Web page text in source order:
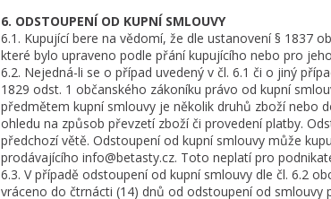
6. ODSTOUPENÍ OD KUPNÍ SMLOUVY
6.1. Kupující bere na vědomí, že dle ustanovení § 1837
které bylo upraveno podle přání kupujícího nebo pro
6.2. Nejedná-li se o případ uvedený v čl. 6.1 či o jiný
1829 odst. 1 občanského zákoníku právo od kupní
předmětem kupní smlouvy je několik druhů zboží nebo
ohledu na způsob převzetí zboží či provedení platby.
předchozí větě. Odstoupení od kupní smlouvy může
prodávajícího info@betasty.cz. Toto neplatí pro
6.3. V případě odstoupení od kupní smlouvy dle čl. 6.2
vráceno do čtrnácti (14) dnů od odstoupení od smlouvy